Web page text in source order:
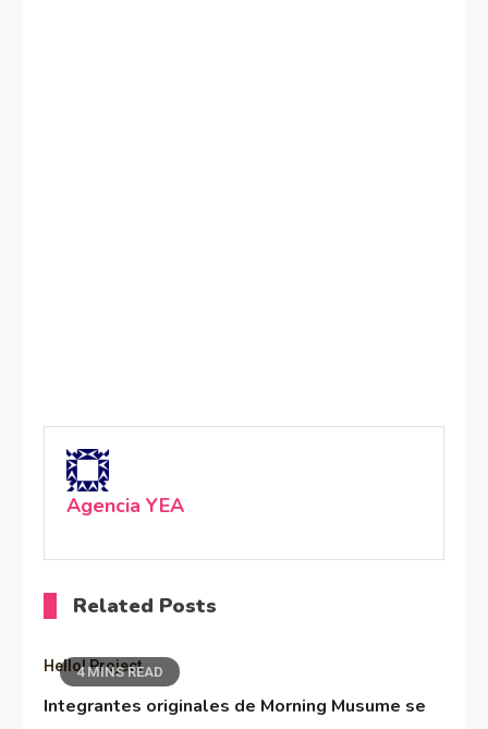
Agencia YEA
Related Posts
4 MINS READ
Hello! Project
Integrantes originales de Morning Musume se